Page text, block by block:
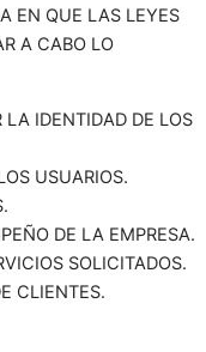
EN QUE LAS LEYES
A CABO LO
IDENTIDAD DE LOS
USUARIOS.
DE LA EMPRESA.
SOLICITADOS.
CLIENTES.